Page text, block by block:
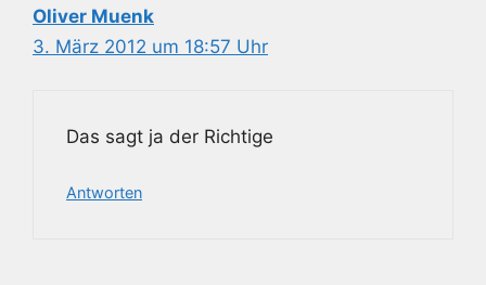
Oliver Muenk
3. März 2012 um 18:57 Uhr
Das sagt ja der Richtige
Antworten